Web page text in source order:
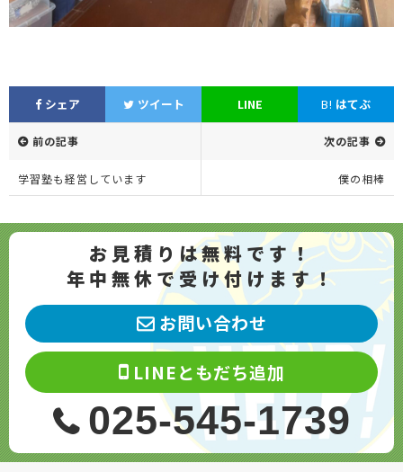
シェア ツイート LINE B! はてぶ
前の記事
学習塾も経営しています
次の記事
僕の相棒
お見積りは無料です！
年中無休で受け付けます！
お問い合わせ
LINEともだち追加
025-545-1739